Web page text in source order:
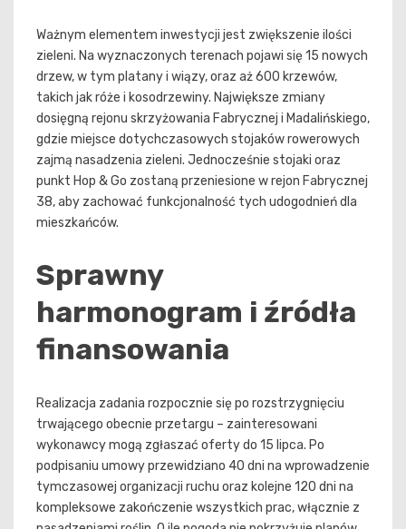
Ważnym elementem inwestycji jest zwiększenie ilości
zieleni. Na wyznaczonych terenach pojawi się 15 nowych
drzew, w tym platany i wiązy, oraz aż 600 krzewów,
takich jak róże i kosodrzewiny. Największe zmiany
dosięgną rejonu skrzyżowania Fabrycznej i Madalińskiego,
gdzie miejsce dotychczasowych stojaków rowerowych
zajmą nasadzenia zieleni. Jednocześnie stojaki oraz
punkt Hop & Go zostaną przeniesione w rejon Fabrycznej
38, aby zachować funkcjonalność tych udogodnień dla
mieszkańców.
Sprawny
harmonogram i źródła
finansowania
Realizacja zadania rozpocznie się po rozstrzygnięciu
trwającego obecnie przetargu – zainteresowani
wykonawcy mogą zgłaszać oferty do 15 lipca. Po
podpisaniu umowy przewidziano 40 dni na wprowadzenie
tymczasowej organizacji ruchu oraz kolejne 120 dni na
kompleksowe zakończenie wszystkich prac, włącznie z